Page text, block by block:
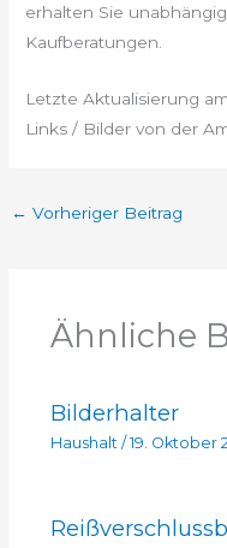
erhalten Sie
Kaufberatungen.
Letzte Aktualisierung
Links / Bilder von der
← Vorheriger Beitrag
Ähnliche
Bilderhalter
Haushalt/ 19. Oktober